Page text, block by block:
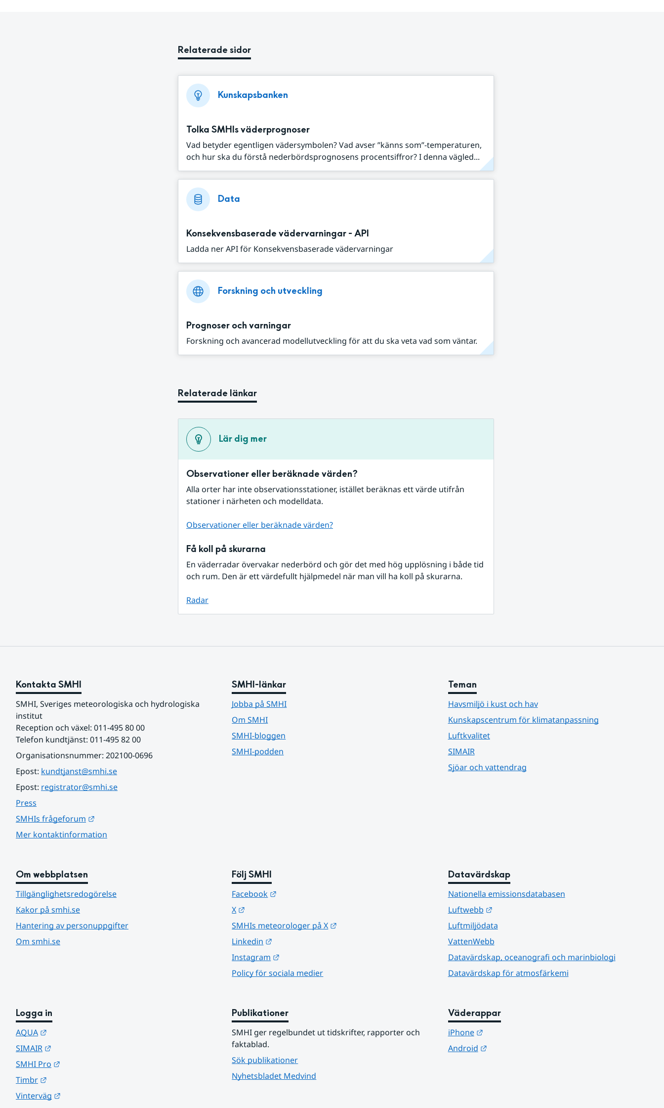
Relaterade sidor
Kunskapsbanken
Tolka SMHIs väderprognoser
Vad betyder egentligen vädersymbolen? Vad avser ”känns som”-temperaturen,
och hur ska du förstå nederbördsprognosens procentsiffror? I denna vägled...
Data
Konsekvensbaserade vädervarningar - API
Ladda ner API för Konsekvensbaserade vädervarningar
Forskning och utveckling
Prognoser och varningar
Forskning och avancerad modellutveckling för att du ska veta vad som väntar.
Relaterade länkar
Lär dig mer
Observationer eller beräknade värden?
Alla orter har inte observationsstationer, istället beräknas ett värde utifrån
stationer i närheten och modelldata.
Observationer eller beräknade värden?
Få koll på skurarna
En väderradar övervakar nederbörd och gör det med hög upplösning i både tid
och rum. Den är ett värdefullt hjälpmedel när man vill ha koll på skurarna.
Radar
Kontakta SMHI
SMHI, Sveriges meteorologiska och hydrologiska
institut
Reception och växel: 011-495 80 00
Telefon kundtjänst: 011-495 82 00
Organisationsnummer: 202100-0696
Epost: kundtjanst@smhi.se
Epost: registrator@smhi.se
Press
SMHIs frågeforum
Mer kontaktinformation
SMHI-länkar
Jobba på SMHI
Om SMHI
SMHI-bloggen
SMHI-podden
Teman
Havsmiljö i kust och hav
Kunskapscentrum för klimatanpassning
Luftkvalitet
SIMAIR
Sjöar och vattendrag
Om webbplatsen
Tillgänglighetsredogörelse
Kakor på smhi.se
Hantering av personuppgifter
Om smhi.se
Följ SMHI
Facebook
X
SMHIs meteorologer på X
Linkedin
Instagram
Policy för sociala medier
Datavärdskap
Nationella emissionsdatabasen
Luftwebb
Länk till annan webbplats.
Luftmiljödata
VattenWebb
Datavärdskap, oceanografi och marinbiologi
Datavärdskap för atmosfärkemi
Logga in
AQUA
SIMAIR
SMHI Pro
Timbr
Vinterväg
Publikationer
SMHI ger regelbundet ut tidskrifter, rapporter och
faktablad.
Sök publikationer
Nyhetsbladet Medvind
Väderappar
iPhone
Länk till annan webbplats.
Android
Länk till annan webbplats.